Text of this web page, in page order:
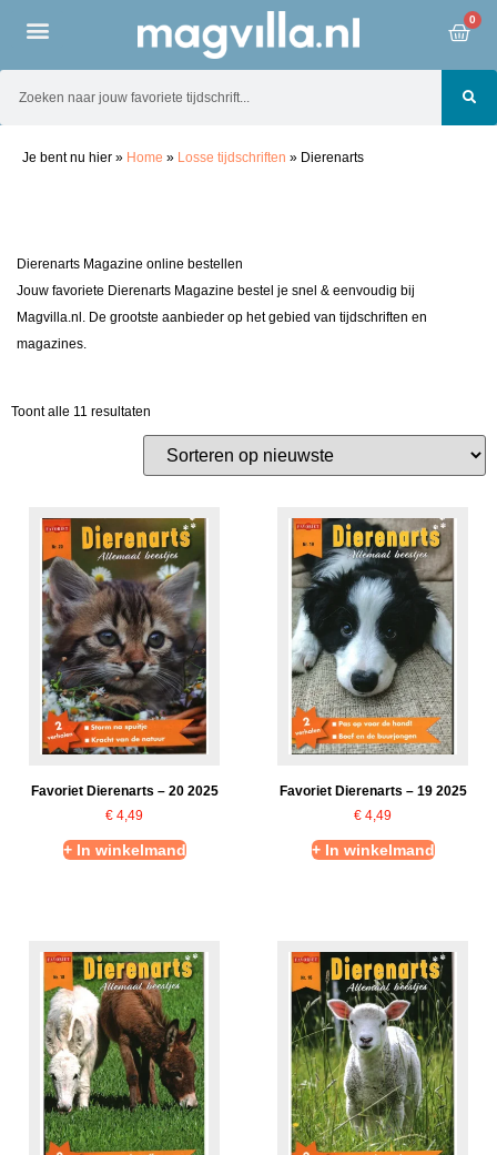
0
Je bent nu hier » Home » Losse tijdschriften » Dierenarts
Dierenarts Magazine online bestellen
Jouw favoriete Dierenarts Magazine bestel je snel & eenvoudig bij
Magvilla.nl. De grootste aanbieder op het gebied van tijdschriften en
magazines.
Toont alle 11 resultaten
Favoriet Dierenarts – 20 2025
€ 4,49
+ In winkelmand
Favoriet Dierenarts – 19 2025
€ 4,49
+ In winkelmand